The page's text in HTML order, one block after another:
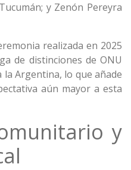
y Zenón Pereyra
realizada en 2025
de distinciones de ONU
Argentina, lo que añade
aún mayor a esta
y